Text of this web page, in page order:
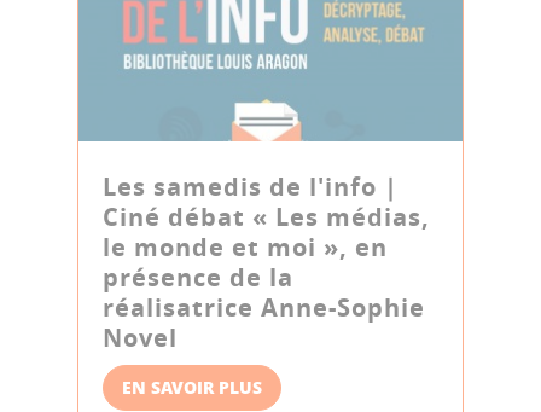
Les samedis de l'info |
Ciné débat « Les médias,
le monde et moi », en
présence de la
réalisatrice Anne-Sophie
Novel
EN SAVOIR PLUS